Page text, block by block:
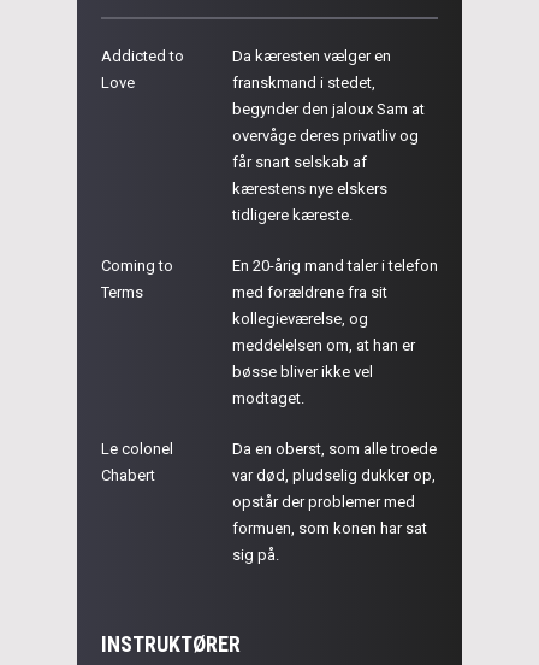
Addicted to
Love
Da kæresten vælger en
franskmand i stedet,
begynder den jaloux Sam at
overvåge deres privatliv og
får snart selskab af
kærestens nye elskers
tidligere kæreste.
Coming to
Terms
En 20-årig mand taler i telefon
med forældrene fra sit
kollegieværelse, og
meddelelsen om, at han er
bøsse bliver ikke vel
modtaget.
Le colonel
Chabert
Da en oberst, som alle troede
var død, pludselig dukker op,
opstår der problemer med
formuen, som konen har sat
sig på.
INSTRUKTØRER